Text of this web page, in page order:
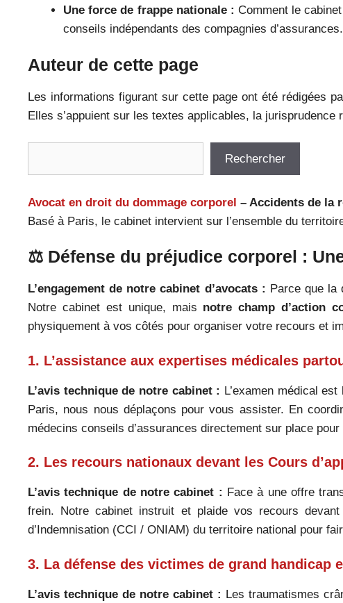
Une force de frappe nationale : Comment le
conseils indépendants des compagnies d’assurances.
Auteur de cette page
Les informations figurant sur cette page ont été rédigées
Elles s’appuient sur les textes applicables, la
Rechercher
Avocat en droit du dommage corporel – Accidents de la
Basé à Paris, le cabinet intervient sur l’ensemble du
⚖️ Défense du préjudice corporel :
L’engagement de notre cabinet d’avocats : Parce que la
Notre cabinet est unique, mais notre champ d’action
physiquement à vos côtés pour organiser votre recours et
1. L’assistance aux expertises médicales
L’avis technique de notre cabinet : L’examen médical
Paris, nous nous déplaçons pour vous assister. En
médecins conseils d’assurances directement sur place
2. Les recours nationaux devant les Cours
L’avis technique de notre cabinet : Face à une offre
frein. Notre cabinet instruit et plaide vos recours
d’Indemnisation (CCI / ONIAM) du territoire national pour
3. La défense des victimes de grand handicap
L’avis technique de notre cabinet : Les traumatismes